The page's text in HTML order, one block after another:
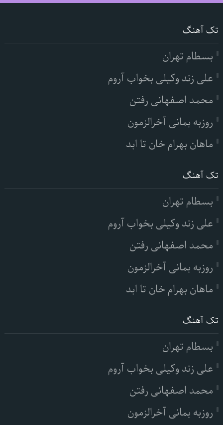
تک آهنگ
بسطام تهران
علی زند وکیلی بخواب آروم
محمد اصفهانی رفتن
روزبه بمانی آخرالزمون
ماهان بهرام خان تا ابد
تک آهنگ
بسطام تهران
علی زند وکیلی بخواب آروم
محمد اصفهانی رفتن
روزبه بمانی آخرالزمون
ماهان بهرام خان تا ابد
تک آهنگ
بسطام تهران
علی زند وکیلی بخواب آروم
محمد اصفهانی رفتن
روزبه بمانی آخرالزمون